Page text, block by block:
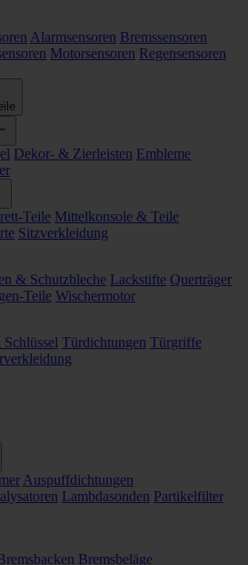
Alarmsensoren Bremssensoren
Motorsensoren Regensensoren
Dekor- & Zierleisten Embleme
Teile Mittelkonsole & Teile
Sitzverkleidung
& Schutzbleche Lackstifte Querträger
Teile Wischermotor
Türdichtungen Türgriffe
Auspuffdichtungen
Lambdasonden Partikelfilter
Bremsbeläge